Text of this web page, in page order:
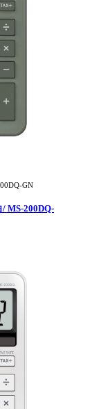
GN
MS-200DQ-